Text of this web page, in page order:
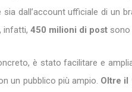
sia dall’account ufficiale di un
, infatti, 450 milioni di post sono
è stato facilitare e
un pubblico più ampio. Oltre il